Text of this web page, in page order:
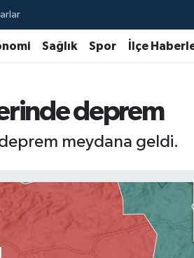
Sağlık Spor İlçe
deprem
meydana geldi.